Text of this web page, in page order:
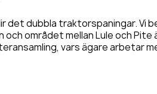
det dubbla traktorspaningar. Vi
området mellan Lule och Pite
vars ägare arbetar